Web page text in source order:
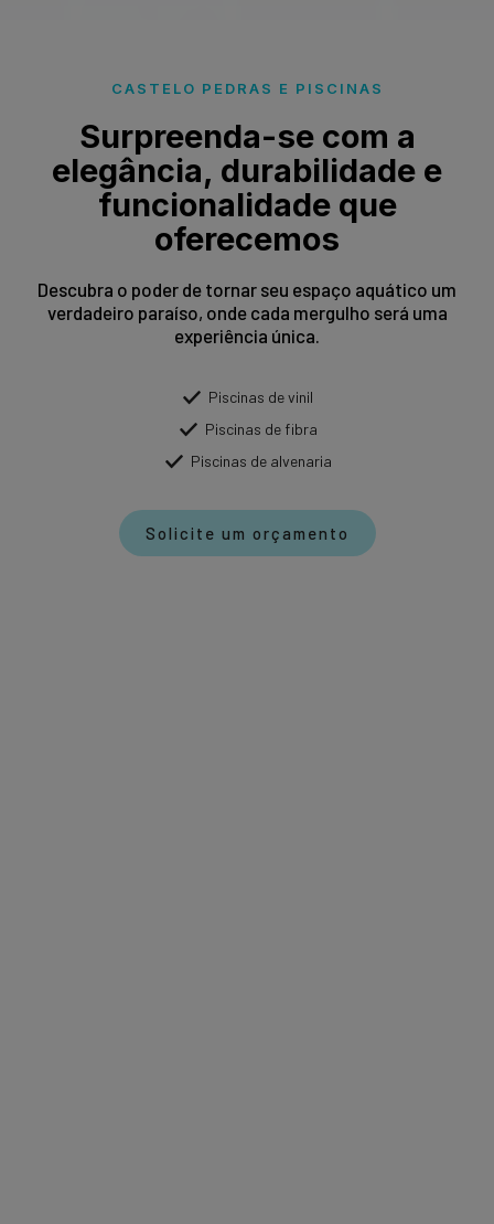
CASTELO PEDRAS E PISCINAS
Surpreenda-se com a
elegância, durabilidade e
funcionalidade que
oferecemos
Descubra o poder de tornar seu espaço aquático um
verdadeiro paraíso, onde cada mergulho será uma
experiência única.
Piscinas de vinil
Piscinas de fibra
Piscinas de alvenaria
Solicite um orçamento